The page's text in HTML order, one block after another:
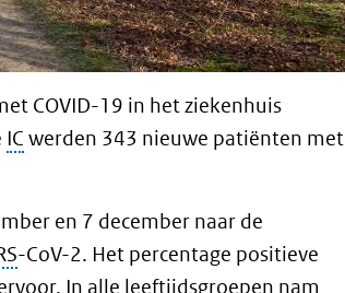
COVID-19 in het ziekenhuis
IC werden 343 nieuwe patiënten met
en 7 december naar de
-CoV-2. Het percentage positieve
In alle leeftijdsgroepen nam